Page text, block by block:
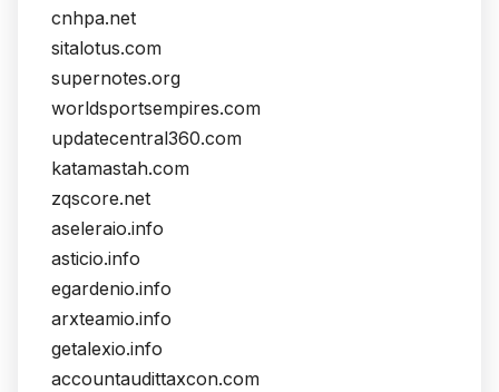
cnhpa.net
sitalotus.com
supernotes.org
worldsportsempires.com
updatecentral360.com
katamastah.com
zqscore.net
aseleraio.info
asticio.info
egardenio.info
arxteamio.info
getalexio.info
accountaudittaxcon.com